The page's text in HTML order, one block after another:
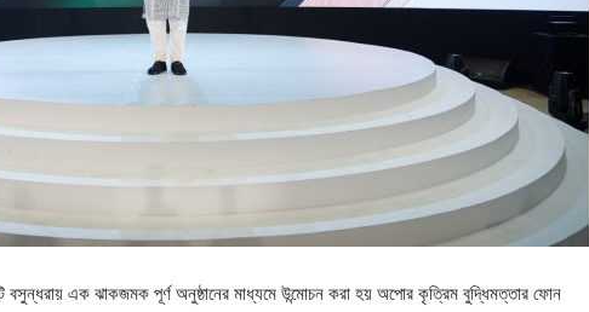
বসুন্ধরায় এক ঝাকজমক পূর্ণ অনুষ্ঠানের মাধ্যমে উন্মোচন করা হয় অপোর কৃত্রিম বুদ্ধিমত্তার ফোন